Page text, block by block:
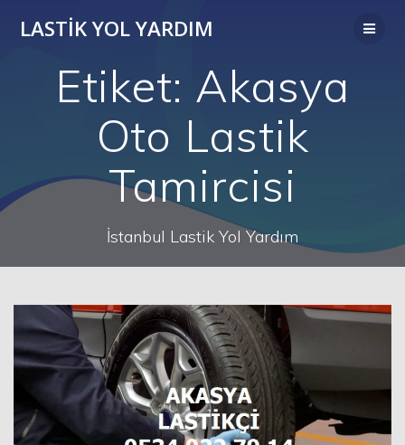
to
LASTIK YOL YARDIM
Etiket: Akasya
Oto Lastik
Tamircisi
İstanbul Lastik Yol Yardım